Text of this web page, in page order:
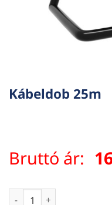
Kábeldob 25m
Bruttó ár:
Kábeldob 25m mennyiség